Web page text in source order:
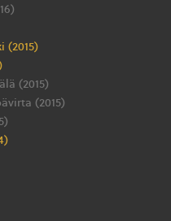
(2015)
(2015)
(2015)